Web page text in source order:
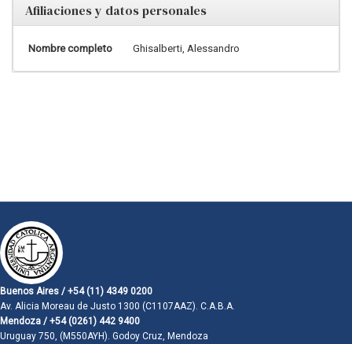
Afiliaciones y datos personales
Nombre completo Ghisalberti, Alessandro
Buenos Aires / +54 (11) 4349 0200
Av. Alicia Moreau de Justo 1300 (C1107AAZ). C.A.B.A.
Mendoza / +54 (0261) 442 9400
Uruguay 750, (M550AYH). Godoy Cruz, Mendoza